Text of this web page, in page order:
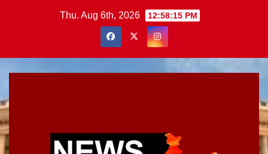
Thu. Aug 6th, 2026 12:58:16 PM